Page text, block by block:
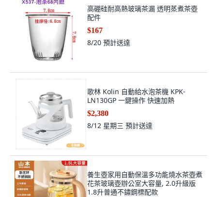
高硼硅耐高熱玻璃茶漏 透明蒸煮茶壺
配件
$167
8/20 預計送達
歌林 Kolin 自動給水泡茶機 KPK-
LN130GP 一鍵操作 快速加熱
$2,380
8/12 星期三 預計送達
養生壺家用自動保溫多功能燒水茶壺煮
花茶玻璃壺辦公室大容量, 2.0升級版
1.8升普通不鏽鋼標配款